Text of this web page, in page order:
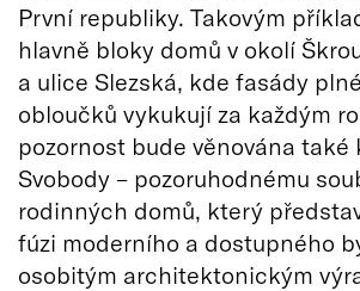
První republiky. Takovým
hlavně bloky domů v okolí
a ulice Slezská, kde fasády
obloučků vykukují za každým
pozornost bude věnována také
Svobody – pozoruhodnému
rodinných domů, který
fúzi moderního a dostupného
osobitým architektonickým